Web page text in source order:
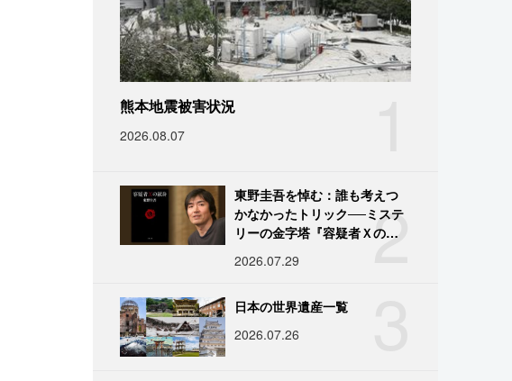
熊本地震被害状況
2026.08.07
2
東野圭吾を悼む：誰も考えつ
かなかったトリック──ミステ
リーの金字塔『容疑者Ｘの献
2026.07.29
日本の世界遺産一覧
2026.07.26